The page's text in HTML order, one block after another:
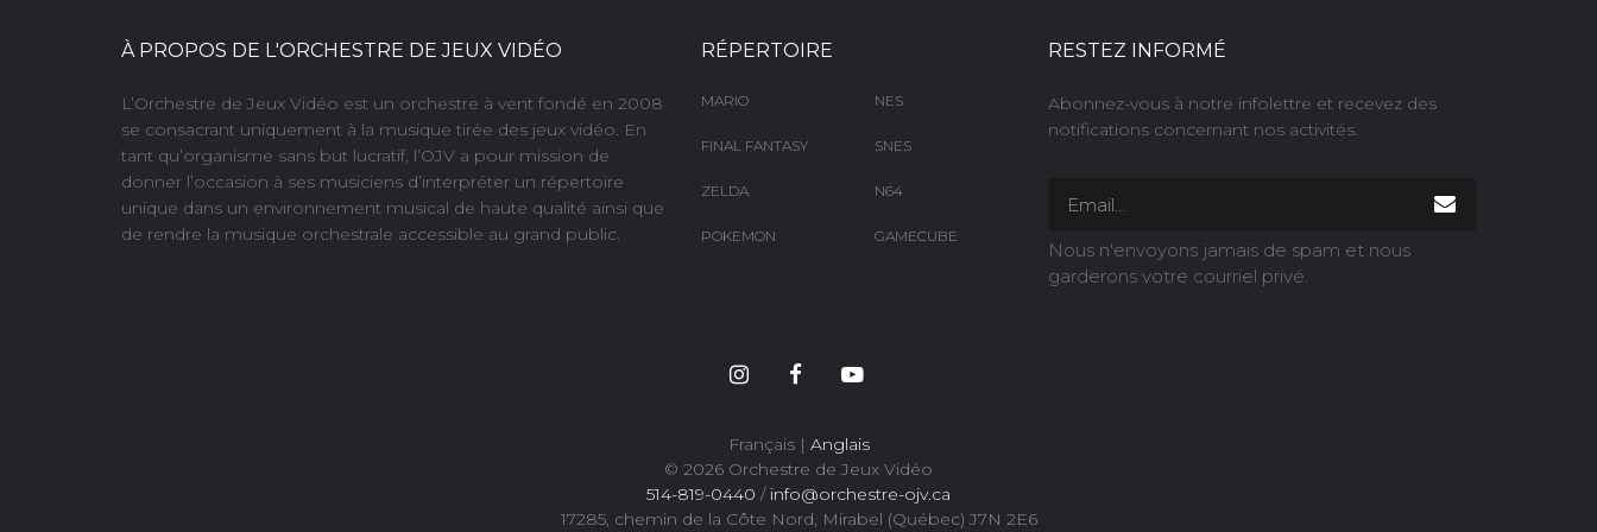
À PROPOS DE L'ORCHESTRE DE JEUX VIDÉO
L’Orchestre de Jeux Vidéo est un orchestre à vent fondé en 2008
se consacrant uniquement à la musique tirée des jeux vidéo. En
tant qu’organisme sans but lucratif, l’OJV a pour mission de
donner l’occasion à ses musiciens d’interpréter un répertoire
unique dans un environnement musical de haute qualité ainsi que
de rendre la musique orchestrale accessible au grand public.
RÉPERTOIRE
MARIO
FINAL FANTASY
ZELDA
POKEMON
NES
SNES
N64
GAMECUBE
RESTEZ INFORMÉ
Abonnez-vous à notre infolettre et recevez des
notifications concernant nos activités.
Nous n'envoyons jamais de spam et nous
garderons votre courriel privé.
Français | Anglais
© 2026 Orchestre de Jeux Vidéo
514-819-0440 / info@orchestre-ojv.ca
17285, chemin de la Côte Nord, Mirabel (Québec) J7N 2E6